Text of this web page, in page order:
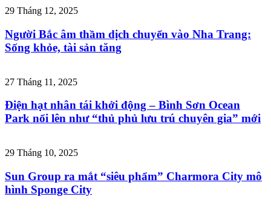
29 Tháng 12, 2025
Người Bắc âm thầm dịch chuyển vào Nha Trang:
Sống khỏe, tài sản tăng
27 Tháng 11, 2025
Điện hạt nhân tái khởi động – Bình Sơn Ocean
Park nổi lên như “thủ phủ lưu trú chuyên gia” mới
29 Tháng 10, 2025
Sun Group ra mắt “siêu phẩm” Charmora City mô
hình Sponge City